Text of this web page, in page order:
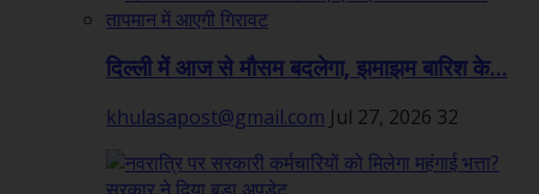
दिल्ली में आज से मौसम बदलेगा, झमाझम बारिश के...
khulasapost@gmail.com Jul 27, 2026 32